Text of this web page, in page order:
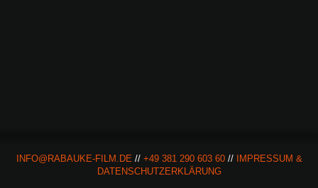
INFO@RABAUKE-FILM.DE //+49 381 290 603 60 //
IMPRESSUM &
DATENSCHUTZERKLÄRUNG